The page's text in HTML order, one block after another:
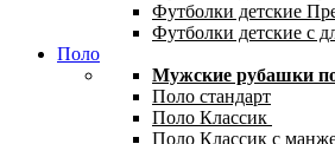
Футболки детские
Футболки детские с
Поло
Мужские рубашки
Поло стандарт
Поло Классик
Поло Классик с